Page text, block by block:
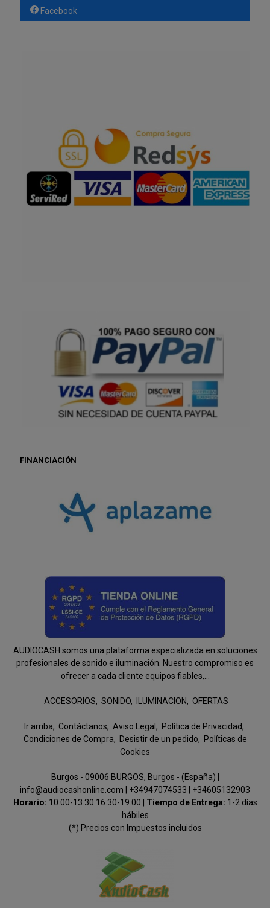
Facebook
FINANCIACIÓN
AUDIOCASH somos una plataforma especializada en soluciones
profesionales de sonido e iluminación. Nuestro compromiso es
ofrecer a cada cliente equipos fiables,...
ACCESORIOS SONIDO ILUMINACION OFERTAS
Ir arriba Contáctanos Aviso Legal
Política de Privacidad
Condiciones de Compra
Desistir de un pedido
Políticas de
Cookies
Burgos - 09006 BURGOS, Burgos - (España) |
info@audiocashonline.com | +34947074533
+34605132903
Horario: 10.00-13.30 16.30-19.00 | Tiempo de Entrega: 1-2 días
hábiles
(*) Precios con Impuestos incluidos